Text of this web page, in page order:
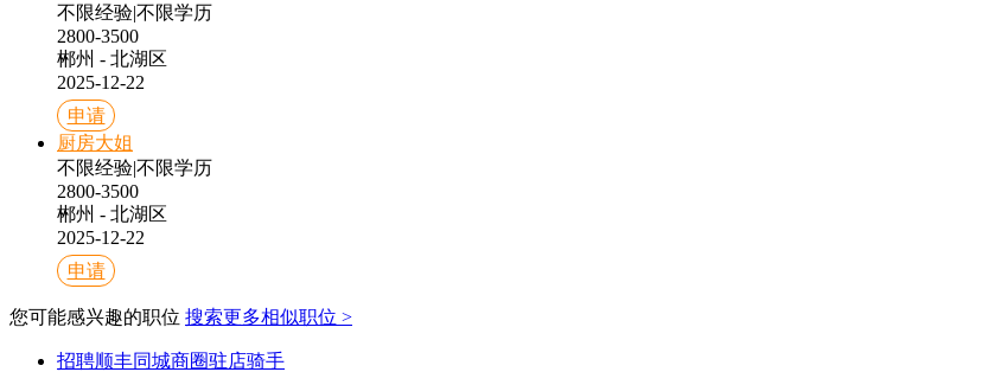
不限经验|不限学历
2800-3500
郴州 - 北湖区
2025-12-22
申请
厨房大姐
不限经验|不限学历
2800-3500
郴州 - 北湖区
2025-12-22
申请
您可能感兴趣的职位 搜索更多相似职位 >
招聘顺丰同城商圈驻店骑手